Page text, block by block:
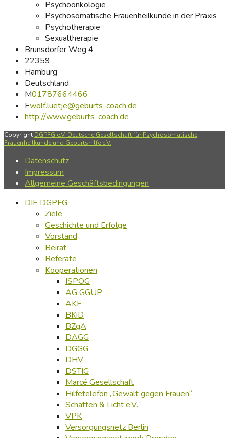
Psychoonkologie
Psychosomatische Frauenheilkunde in der Praxis
Psychotherapie
Sexualtherapie
Brunsdorfer Weg 4
22359
Hamburg
Deutschland
M01787664466
Ewolf.luetje@geburts-coach.de
http://www.geburts-coach.de
Copyright DGPFG e.V. Deutsche Gesellschaft für Psychosomatische
Frauenheilkunde und Geburtshilfe e.V.
Datenschutz
Impressum
Allgemeine Geschäftsbedingungen
DIE DGPFG
Ziele
Geschichte und Erfolge
Vorstand
Beirat
Referate
Kooperationen
ISPOG
AG GGUP
AKF
BKiD
BZgA
DAGG
DGGG
DHV
DSTIG
Marcé Gesellschaft
Hilfetelefon „Gewalt gegen Frauen“
Schatten & Licht e.V.
VPK
Versorgungsnetz Berlin